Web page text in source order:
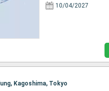
10/04/2027
Kagoshima, Tokyo